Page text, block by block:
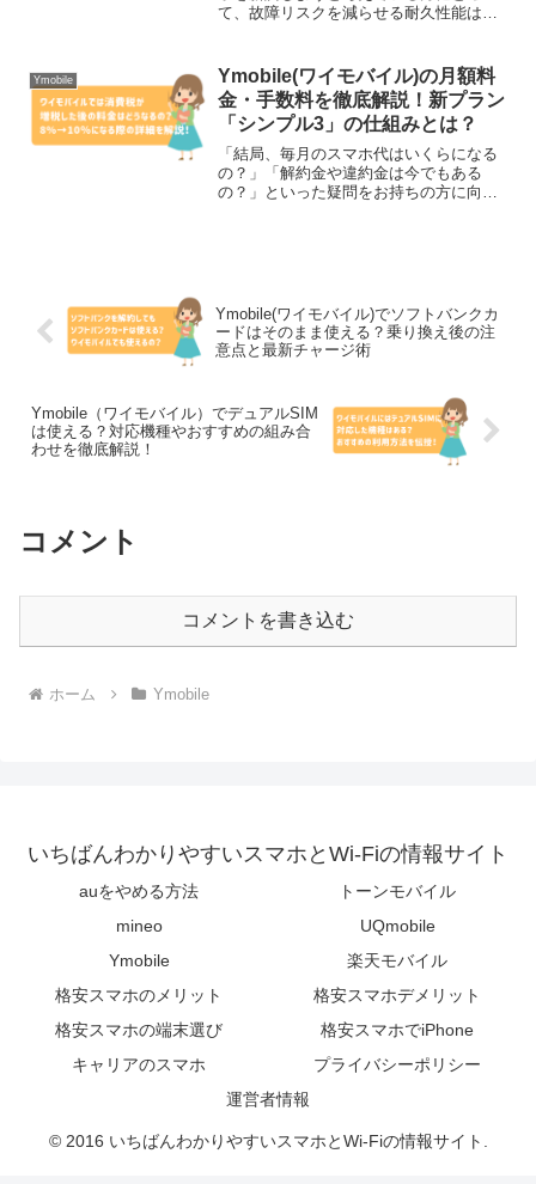
て、故障リスクを減らせる耐久性能は非
と、それを支える最新基準について分か
りやすく解説します。...
Ymobile
Ymobile(ワイモバイル)の月額料
金・手数料を徹底解説！新プラン
「シンプル3」の仕組みとは？
「結局、毎月のスマホ代はいくらになる
の？」「解約金や違約金は今でもある
の？」といった疑問をお持ちの方に向け
Ymobile(ワイモバイル)でソフトバンクカ
ードはそのまま使える？乗り換え後の注
意点と最新チャージ術
Ymobile（ワイモバイル）でデュアルSIM
は使える？対応機種やおすすめの組み合
わせを徹底解説！
コメント
コメントを書き込む
ホーム Ymobile
いちばんわかりやすいスマホとWi-Fiの情報サイト
auをやめる方法
トーンモバイル
mineo
UQmobile
Ymobile
楽天モバイル
格安スマホのメリット
格安スマホデメリット
格安スマホの端末選び
格安スマホでiPhone
キャリアのスマホ
プライバシーポリシー
運営者情報
© 2016 いちばんわかりやすいスマホとWi-Fiの情報サイト.